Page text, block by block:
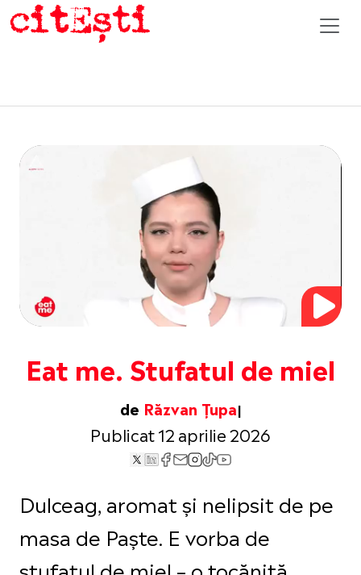
Eat me. Stufatul de miel
de Răzvan Țupa
Publicat 12 aprilie 2026
Dulceag, aromat și nelipsit de pe
masa de Paște. E vorba de
stufatul de miel – o tocăniță